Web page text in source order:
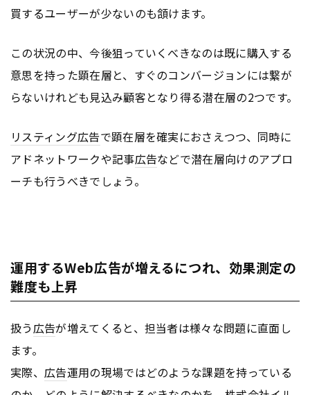
買するユーザーが少ないのも頷けます。
この状況の中、今後狙っていくべきなのは既に購入する
意思を持った顕在層と、すぐのコンバージョンには繋が
らないけれども見込み顧客となり得る潜在層の2つです。
リスティング広告で顕在層を確実におさえつつ、同時に
アドネットワークや記事広告などで潜在層向けのアプロ
ーチも行うべきでしょう。
運用するWeb広告が増えるにつれ、効果測定の
難度も上昇
扱う 広告が増えてくると、担当者は様々な問題に直面し
ます。
実際、 広告運用の現場ではどのような課題を持っている